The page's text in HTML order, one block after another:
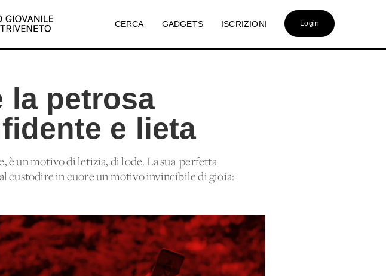
CERCA GADGETS ISCRIZIONI Login
la petrosa
e lieta
è un motivo di letizia, di lode. La sua 'perfetta
custodire in cuore un motivo invincibile di gioia: